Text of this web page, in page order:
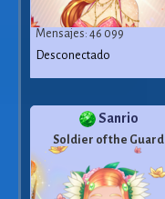
Mensajes: 46 099
Desconectado
Sanrio
Soldier of the Guard